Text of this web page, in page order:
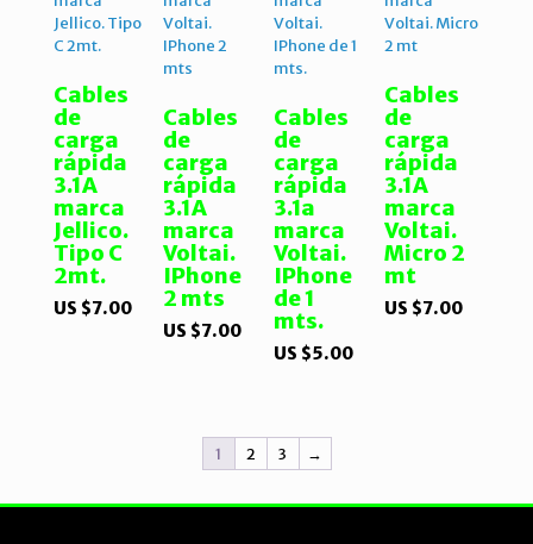
Cables
de
carga
rápida
3.1A
marca
Jellico.
Tipo C
2mt.
US $7.00
Cables
de
carga
rápida
3.1A
marca
Voltai.
IPhone
2 mts
US $7.00
Cables
de
carga
rápida
3.1a
marca
Voltai.
IPhone
de 1
mts.
US $5.00
Cables
de
carga
rápida
3.1A
marca
Voltai.
Micro 2
mt
US $7.00
1 2 3 →